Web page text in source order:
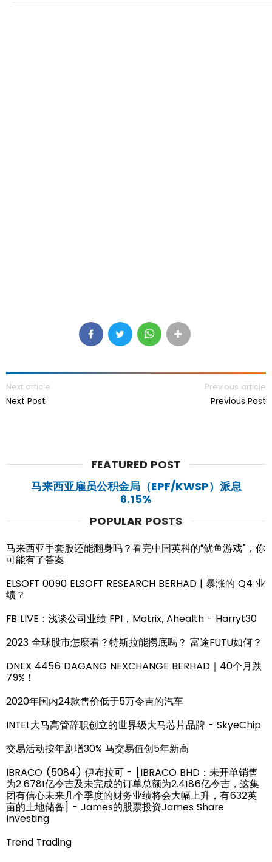
Next article
Next Post
Previous article
Previous Post
FEATURED POST
马来西亚雇员公积金局（EPF/KWSP）派息
6.15%
POPULAR POSTS
马来西亚手套股还能翻身吗？看完中国英科的“鱿鱼游戏”，你
可能有了答案
ELSOFT 0090 ELSOFT RESEARCH BERHAD | 暴涨的 Q4 业
绩？
FB LIVE : 浅谈公司业绩 FPI，Matrix, Ahealth - Harryt30
2023 全球股市怎麼看？特斯拉能撈底嗎？ 富途FUTU如何？
DNEX 4456 DAGANG NEXCHANGE BERHAD｜40个月跌
79%！
2020年国内24款售价低于5万令吉的汽车
INTEL大马高管辞职创立的世界级大马芯片品牌 - SkyeChip
交易活动按年剧增30% 马交易值创5年新高
IBRACO (5084) 伊布拉可 - [IBRACO BHD：未开单销售
为2.6781亿令吉及未完成的订单总额为2.4186亿令吉，这集
团有信心未来几个季度的财务业绩将会大幅上升，有632英
亩的土地储备] - James的股票投资James Share
Investing
Trend Trading